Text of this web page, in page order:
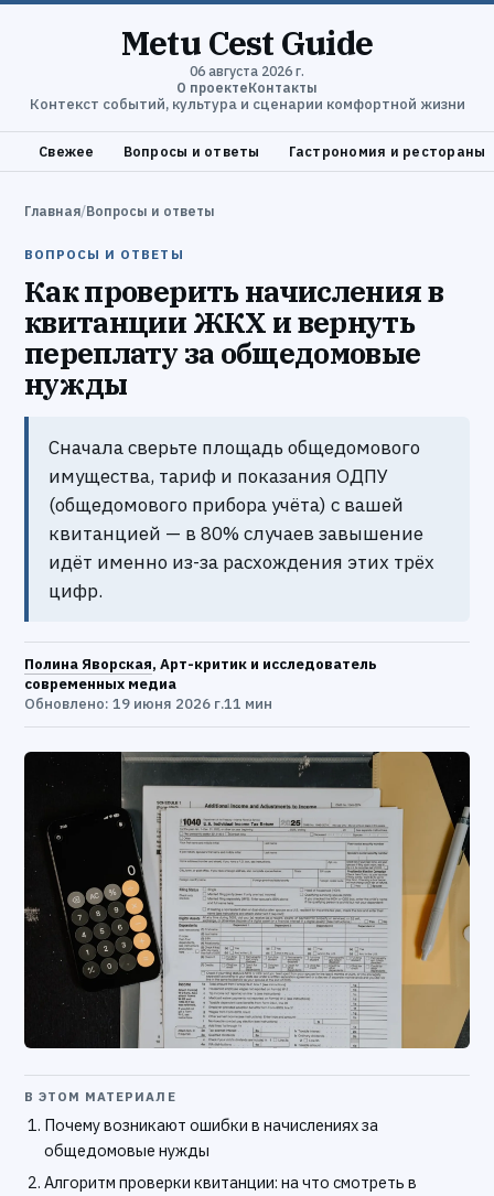
Metu Cest Guide
06 августа 2026 г.
О проектеКонтакты
Контекст событий, культура и сценарии комфортной жизни
Свежее Вопросы и ответы Гастрономия и рестораны
Главная/Вопросы и ответы
ВОПРОСЫ И ОТВЕТЫ
Как проверить начисления в
квитанции ЖКХ и вернуть
переплату за общедомовые
нужды
Сначала сверьте площадь общедомового
имущества, тариф и показания ОДПУ
(общедомового прибора учёта) с вашей
квитанцией — в 80% случаев завышение
идёт именно из-за расхождения этих трёх
цифр.
Полина Яворская, Арт-критик и исследователь
современных медиа
Обновлено: 19 июня 2026 г.11 мин
В ЭТОМ МАТЕРИАЛЕ
Почему возникают ошибки в начислениях за
общедомовые нужды
Алгоритм проверки квитанции: на что смотреть в